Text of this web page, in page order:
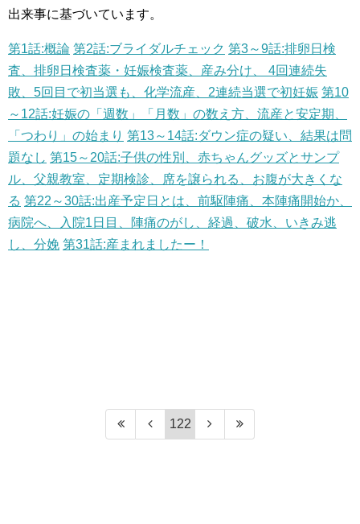
出来事に基づいています。
第1話:概論 第2話:ブライダルチェック 第3～9話:排卵日検
査、排卵日検査薬・妊娠検査薬、産み分け、
4回連続失
敗、5回目で初当選も、化学流産、2連続当選で初妊娠 第10
～12話:妊娠の「週数」「月数」の数え方、流産と安定期、
「つわり」の始まり 第13～14話:ダウン症の疑い、結果は問
題なし 第15～20話:子供の性別、赤ちゃんグッズとサンプ
ル、父親教室、定期検診、席を譲られる、お腹が大きくな
る 第22～30話:出産予定日とは、前駆陣痛、本陣痛開始か、
病院へ、入院1日目、陣痛のがし、経過、破水、いきみ逃
し、分娩 第31話:産まれましたー！
122